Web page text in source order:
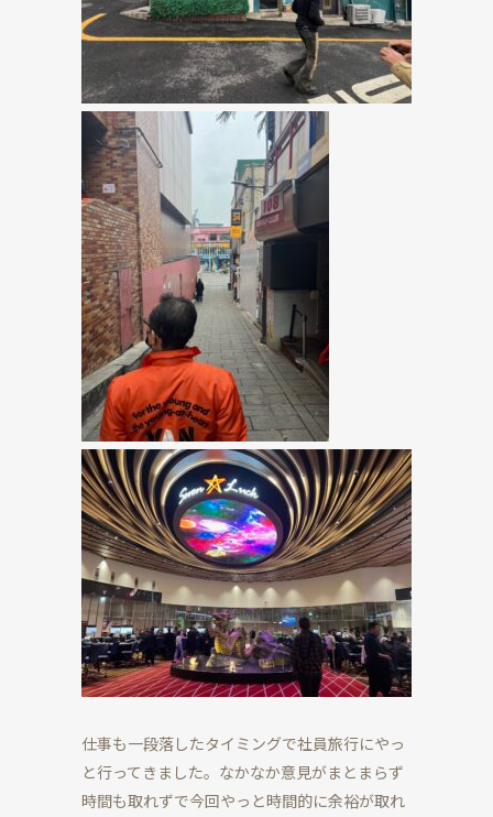
仕事も一段落したタイミングで社員旅行にやっ
と行ってきました。なかなか意見がまとまらず
時間も取れずで今回やっと時間的に余裕が取れ